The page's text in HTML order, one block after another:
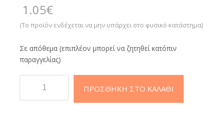
1.05€
(Το προϊόν ενδέχεται να μην υπάρχει στο φυσικό κατάστημα)
Σε απόθεμα (επιπλέον μπορεί να ζητηθεί κατόπιν
παραγγελίας)
ΠΡΟΣΘΉΚΗ ΣΤΟ ΚΑΛΆΘΙ